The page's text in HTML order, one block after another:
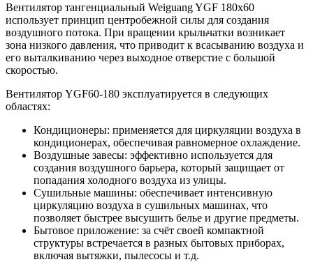
Вентилятор тангенциальный Weiguang YGF 180х60
использует принцип центробежной силы для создания
воздушного потока. При вращении крыльчатки возникает
зона низкого давления, что приводит к всасыванию воздуха и
его выталкиванию через выходное отверстие с большой
скоростью.
Вентилятор YGF60-180 эксплуатируется в следующих
областях:
Кондиционеры: применяется для циркуляции воздуха в
кондиционерах, обеспечивая равномерное охлаждение.
Воздушные завесы: эффективно используется для
создания воздушного барьера, который защищает от
попадания холодного воздуха из улицы.
Сушильные машины: обеспечивает интенсивную
циркуляцию воздуха в сушильных машинах, что
позволяет быстрее высушить белье и другие предметы.
Бытовое приложение: за счёт своей компактной
структуры встречается в разных бытовых приборах,
включая вытяжки, пылесосы и т.д.